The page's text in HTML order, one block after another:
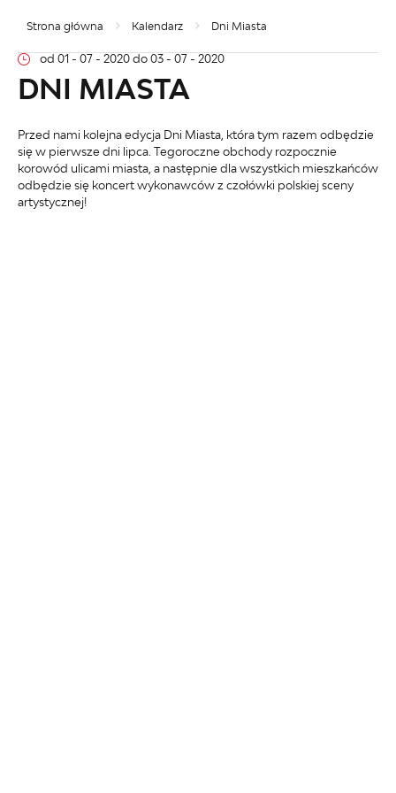
Strona główna Kalendarz Dni Miasta
od 01 - 07 - 2020do 03 - 07 - 2020
DNI MIASTA
Przed nami kolejna edycja Dni Miasta, która tym razem odbędzie
się w pierwsze dni lipca. Tegoroczne obchody rozpocznie
korowód ulicami miasta, a następnie dla wszystkich mieszkańców
odbędzie się koncert wykonawców z czołówki polskiej sceny
artystycznej!